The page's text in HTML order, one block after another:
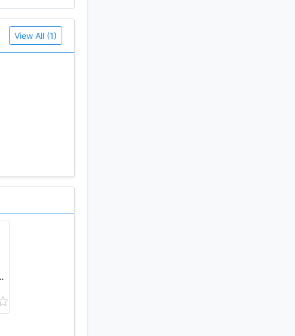
7.0 и
View All (1)
Video Meetings